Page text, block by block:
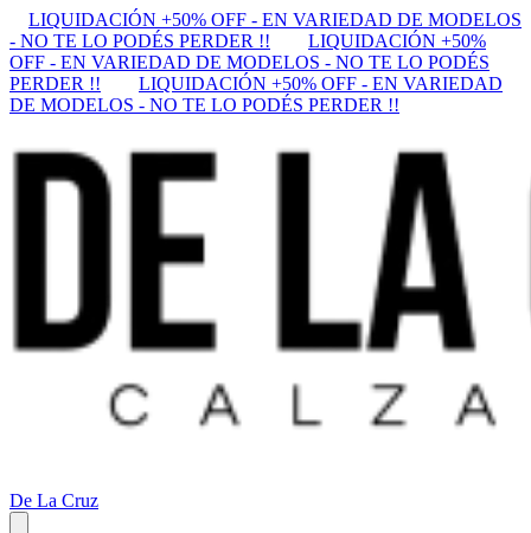
LIQUIDACIÓN +50% OFF - EN VARIEDAD DE MODELOS
- NO TE LO PODÉS PERDER !!
LIQUIDACIÓN +50%
OFF - EN VARIEDAD DE MODELOS - NO TE LO PODÉS
PERDER !!
LIQUIDACIÓN +50% OFF - EN VARIEDAD
DE MODELOS - NO TE LO PODÉS PERDER !!
De La Cruz